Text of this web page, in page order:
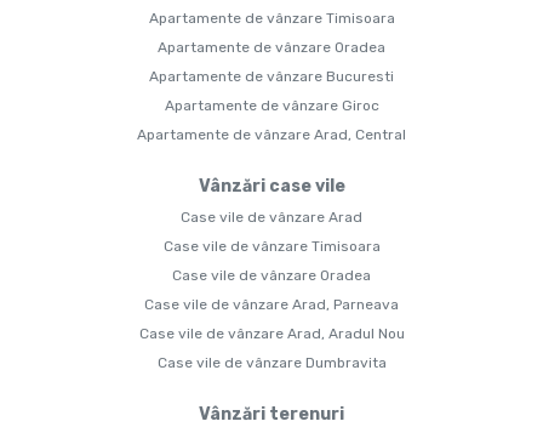
Apartamente de vânzare Timisoara
Apartamente de vânzare Oradea
Apartamente de vânzare Bucuresti
Apartamente de vânzare Giroc
Apartamente de vânzare Arad, Central
Vânzări case vile
Case vile de vânzare Arad
Case vile de vânzare Timisoara
Case vile de vânzare Oradea
Case vile de vânzare Arad, Parneava
Case vile de vânzare Arad, Aradul Nou
Case vile de vânzare Dumbravita
Vânzări terenuri